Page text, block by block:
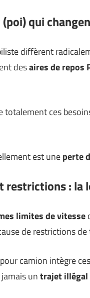
qui
diffèrent
desaires de repos
totalement ces
est uneperte
restrictions : la
limites de vitesse
de restrictions
camion intègre
untrajet illégal